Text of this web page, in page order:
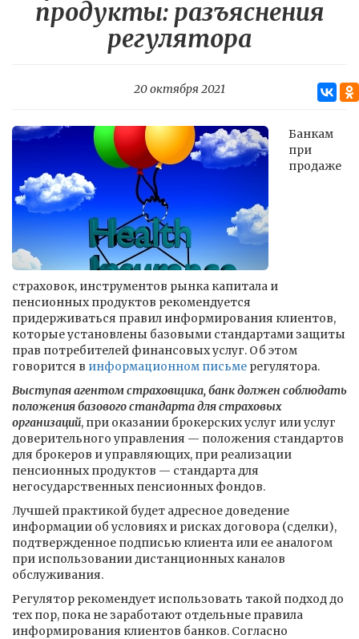
продукты: разъяснения
регулятора
20 октября 2021
Банкам
при
продаже
страховок, инструментов рынка капитала и
пенсионных продуктов рекомендуется
придерживаться правил информирования клиентов,
которые установлены базовыми стандартами защиты
прав потребителей финансовых услуг. Об этом
говорится в информационном письме регулятора.
Выступая агентом страховщика, банк должен соблюдать
положения базового стандарта для страховых
организаций, при оказании брокерских услуг или услуг
доверительного управления — положения стандартов
для брокеров и управляющих, при реализации
пенсионных продуктов — стандарта для
негосударственных пенсионных фондов.
Лучшей практикой будет адресное доведение
информации об условиях и рисках договора (сделки),
подтвержденное подписью клиента или ее аналогом
при использовании дистанционных каналов
обслуживания.
Регулятор рекомендует использовать такой подход до
тех пор, пока не заработают отдельные правила
информирования клиентов банков. Согласно